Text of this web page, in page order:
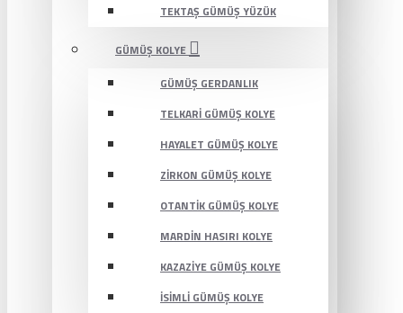
TEKTAŞ GÜMÜŞ YÜZÜK
GÜMÜŞ KOLYE
GÜMÜŞ GERDANLIK
TELKARI GÜMÜŞ KOLYE
HAYALET GÜMÜŞ KOLYE
ZIRKON GÜMÜŞ KOLYE
OTANTIK GÜMÜŞ KOLYE
MARDIN HASIRI KOLYE
KAZAZIYE GÜMÜŞ KOLYE
İSIMLI GÜMÜŞ KOLYE